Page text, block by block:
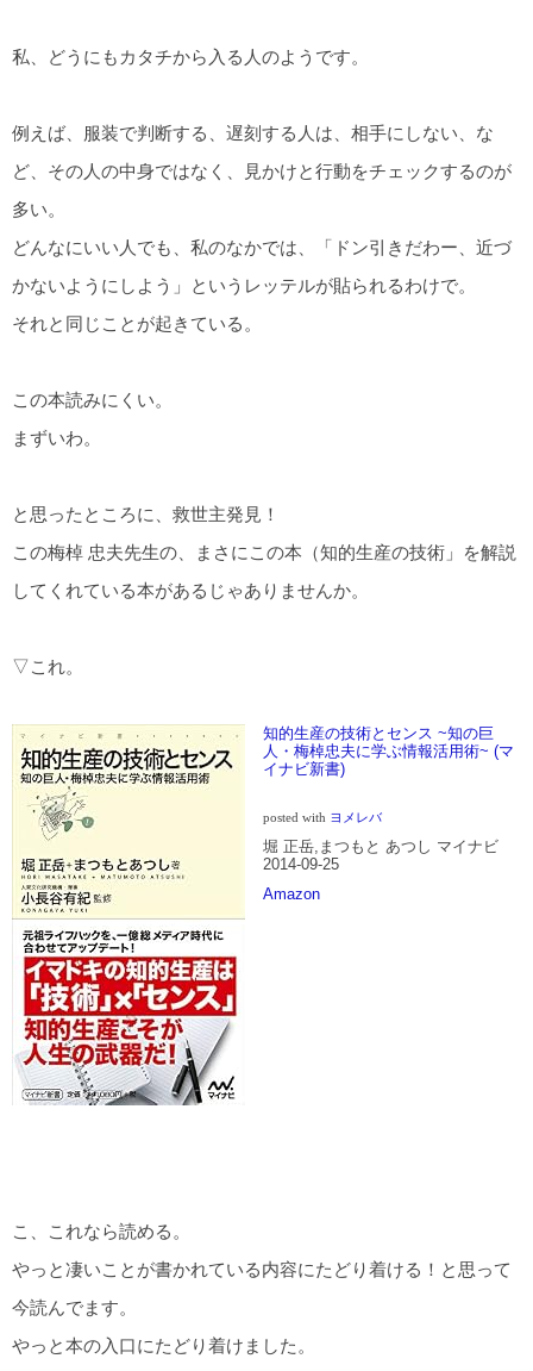
私、どうにもカタチから入る人のようです。
例えば、服装で判断する、遅刻する人は、相手にしない、な
ど、その人の中身ではなく、見かけと行動をチェックするのが
多い。
どんなにいい人でも、私のなかでは、「ドン引きだわー、近づ
かないようにしよう」というレッテルが貼られるわけで。
それと同じことが起きている。
この本読みにくい。
まずいわ。
と思ったところに、救世主発見！
この梅棹 忠夫先生の、まさにこの本（知的生産の技術」を解説
してくれている本があるじゃありませんか。
▽これ。
知的生産の技術とセンス ~知の巨
人・梅棹忠夫に学ぶ情報活用術~ (マ
イナビ新書)
posted with ヨメレバ
堀 正岳,まつもと あつし マイナビ
2014-09-25
Amazon
こ、これなら読める。
やっと凄いことが書かれている内容にたどり着ける！と思って
今読んでます。
やっと本の入口にたどり着けました。